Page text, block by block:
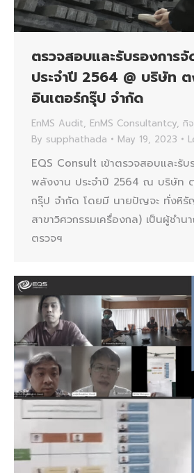
ตรวจสอบและรับรองการ
ประจำปี 2564 @ บริษัท
อินเตอร์กรุ๊ป จำกัด
EnMS Audit, EnMS Consultantcy, กิ
By supphathada May 19, 2023
EQS Consult เข้าตรวจสอบและรับ
พลังงาน ประจำปี 2564 ณ บริษัท
กรุ๊ป จำกัด โดยมี นายปัญจะ ทั่งหิ
สาขาวิศวกรรมเครื่องกล) เป็นผู้ชำน
ตรวจฯ